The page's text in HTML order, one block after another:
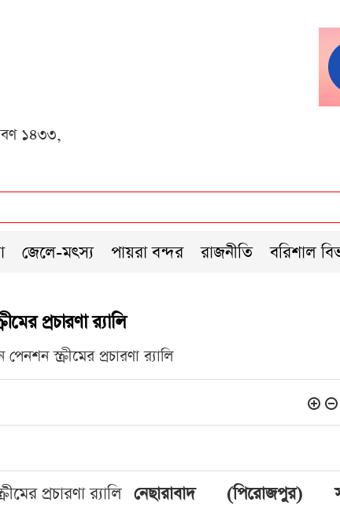
১৪৩৩,
জেলে-মৎস্য পায়রা বন্দর রাজনীতি বরিশাল
প্রচারণা র‌্যালি
পেনশন স্ক্রীমের প্রচারণা র‌্যালি
নেছারাবাদ (পিরোজপুর)